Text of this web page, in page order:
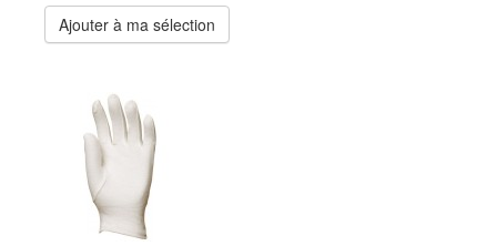
Ajouter à ma sélection